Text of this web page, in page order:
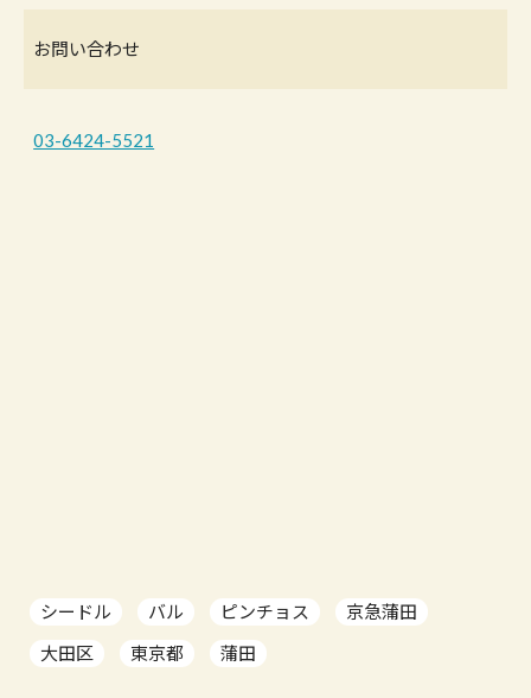
お問い合わせ
03-6424-5521
シードル バル ピンチョス
京急蒲田
大田区
東京都 蒲田